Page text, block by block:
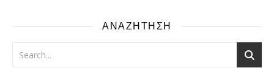
ΑΝΑΖΗΤΗΣΗ